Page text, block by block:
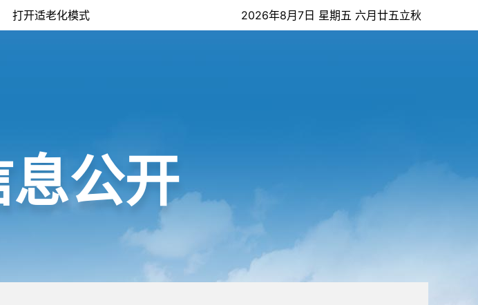
打开适老化模式 2026年8月7日 星期五 六月廿五立秋
公开